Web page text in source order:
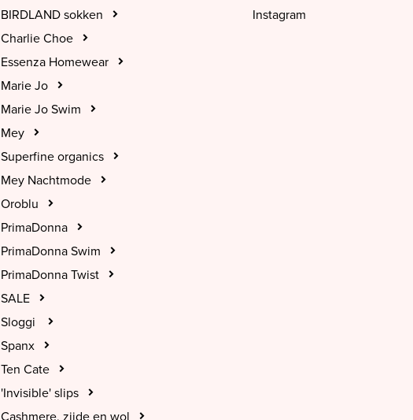
BIRDLAND sokken
Charlie Choe
Essenza Homewear
Marie Jo
Marie Jo Swim
Mey
Superfine organics
Mey Nachtmode
Oroblu
PrimaDonna
PrimaDonna Swim
PrimaDonna Twist
SALE
Sloggi
Spanx
Ten Cate
'Invisible' slips
Cashmere, zijde en wol
Instagram